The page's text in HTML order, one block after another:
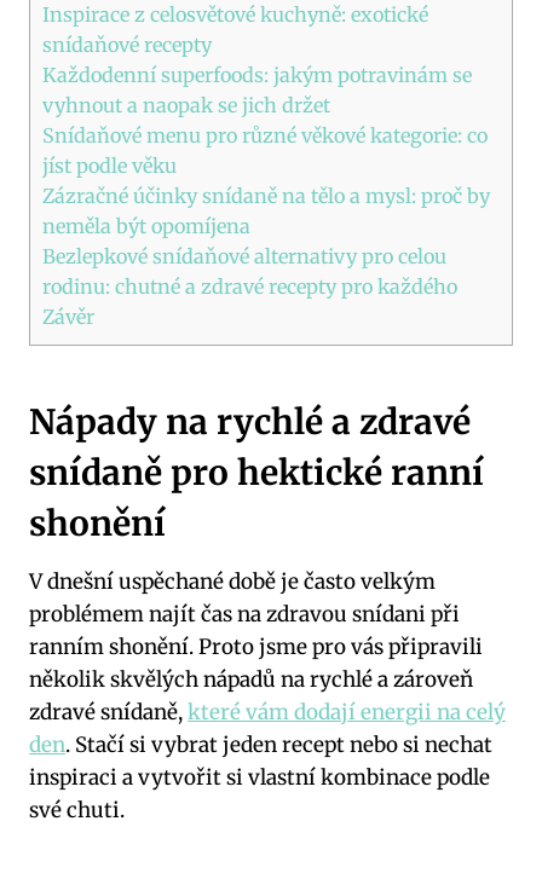
Inspirace z celosvětové kuchyně: exotické
snídaňové recepty
Každodenní superfoods: jakým potravinám se
vyhnout a naopak se jich držet
Snídaňové menu pro různé věkové kategorie: co
jíst podle věku
Zázračné účinky snídaně na tělo a mysl: proč by
neměla být opomíjena
Bezlepkové snídaňové alternativy pro celou
rodinu: chutné a zdravé recepty pro každého
Závěr
Nápady na rychlé a zdravé
snídaně pro hektické ranní
shonění
V dnešní uspěchané době je často velkým
problémem najít čas na zdravou snídani při
ranním shonění. Proto jsme pro vás připravili
několik skvělých nápadů na rychlé a zároveň
zdravé snídaně,které vám dodají energii na celý
den. Stačí si vybrat jeden recept nebo si nechat
inspiraci a vytvořit si vlastní kombinace podle
své chuti.